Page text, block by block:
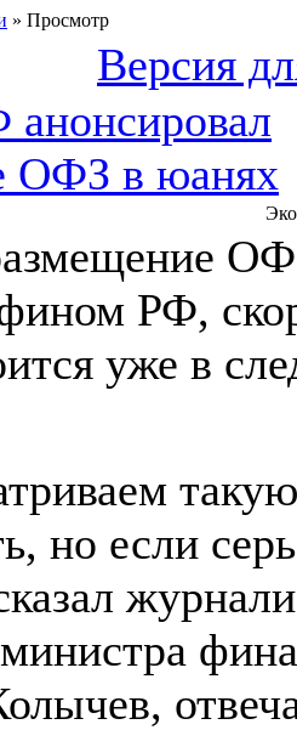
» Просмотр
Версия
ОФЗ в юанях
РФ,
уже в
такую
но если